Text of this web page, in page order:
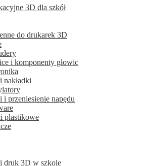
3D dla szkół
do drukarek 3D
i komponenty głowic
nakładki
i przeniesienie napędu
plastikowe
druk 3D w szkole